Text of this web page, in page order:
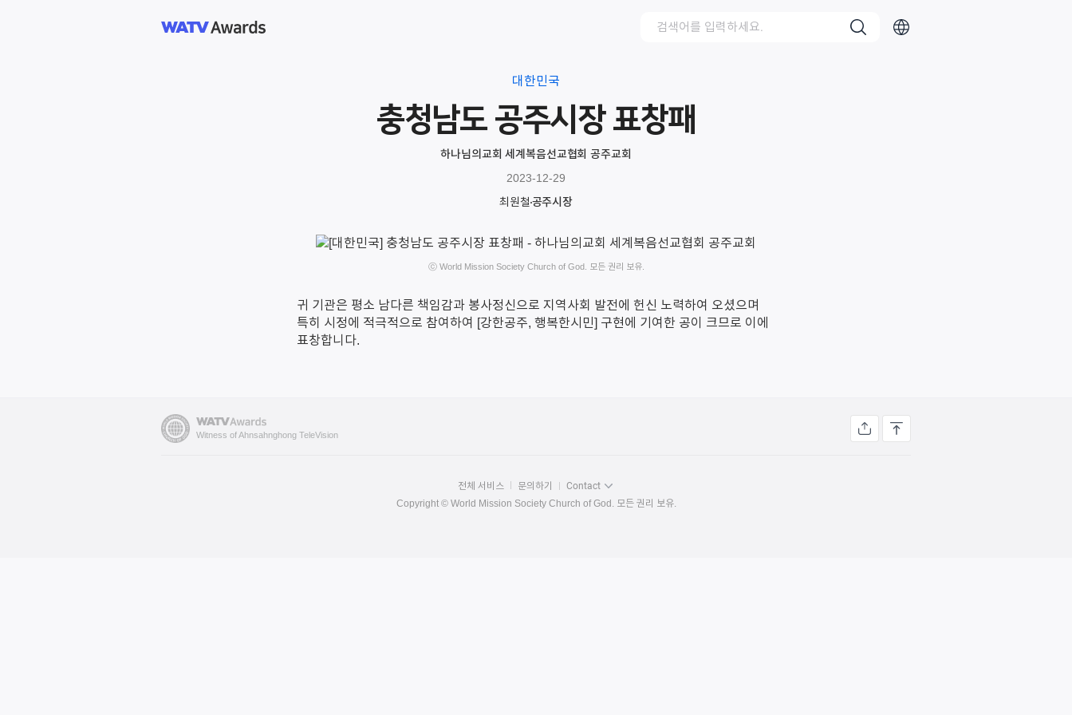
대한민국
충청남도 공주시장 표창패
하나님의교회 세계복음선교협회 공주교회
2023-12-29
최원철 공주시장
ⓒ World Mission Society Church of God. 모든 권리 보유.
귀 기관은 평소 남다른 책임감과 봉사정신으로 지역사회 발전에 헌신 노력하여 오셨으며
특히 시정에 적극적으로 참여하여 [강한공주, 행복한시민] 구현에 기여한 공이 크므로 이에
표창합니다.
Witness of Ahnsahnghong TeleVision
전체 서비스 문의하기
Contact
Copyright © World Mission Society Church of God. 모든 권리 보유.